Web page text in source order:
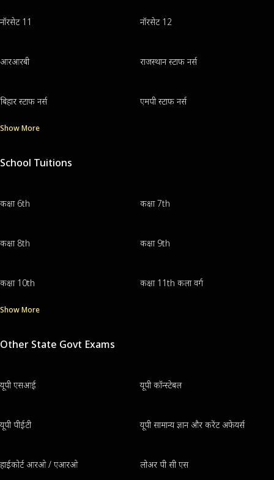
नॉरसेट 11 नॉरसेट 12
आरआरबी राजस्थान स्टाफ नर्स
बिहार स्टाफ नर्स एमपी स्टाफ नर्स
Show More
School Tuitions
कक्षा 6th कक्षा 7th
कक्षा 8th कक्षा 9th
कक्षा 10th कक्षा 11th कला वर्ग
Show More
Other State Govt Exams
यूपी एसआई यूपी कॉन्स्टेबल
यूपी पीईटी यूपी सामान्य ज्ञान और करेंट अफेयर्स
हाईकोर्ट आरओ / एआरओ लोअर पी सी एस